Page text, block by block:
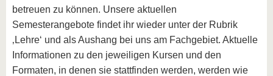
betreuen zu können. Unsere aktuellen
Semesterangebote findet ihr wieder unter der Rubrik
‚Lehre‘ und als Aushang bei uns am Fachgebiet. Aktuelle
Informationen zu den jeweiligen Kursen und den
Formaten, in denen sie stattfinden werden, werden wie